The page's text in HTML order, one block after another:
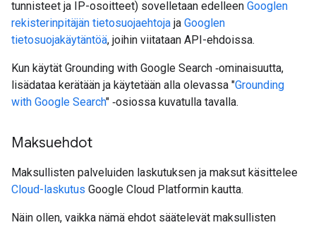
tunnisteet ja IP-osoitteet) sovelletaan edelleen Googlen
rekisterinpitäjän tietosuojaehtoja ja Googlen
tietosuojakäytäntöä, joihin viitataan API-ehdoissa.
Kun käytät Grounding with Google Search ‑ominaisuutta,
lisädataa kerätään ja käytetään alla olevassa "Grounding
with Google Search" ‑osiossa kuvatulla tavalla.
Maksuehdot
Maksullisten palveluiden laskutuksen ja maksut käsittelee
Cloud-laskutus Google Cloud Platformin kautta.
Näin ollen, vaikka nämä ehdot säätelevät maksullisten